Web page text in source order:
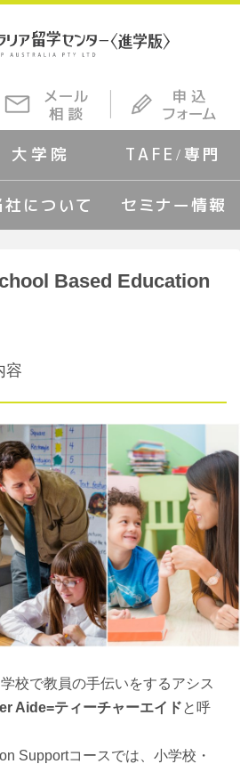
大学院 TAFE/専門
社について セミナー情報
Based Education
容
校で教員の手伝いをするアシス
Aide=ティーチャーエイドと呼
Supportコースでは、小学校・